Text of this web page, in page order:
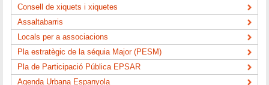
Consell de xiquets i xiquetes
Assaltabarris
Locals per a associacions
Pla estratègic de la séquia Major (PESM)
Pla de Participació Pública EPSAR
Agenda Urbana Espanyola